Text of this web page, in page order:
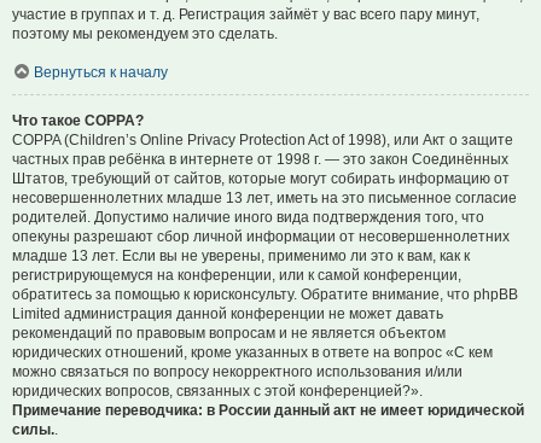
участие в группах и т. д. Регистрация займёт у вас всего пару минут,
поэтому мы рекомендуем это сделать.
Вернуться к началу
Что такое COPPA?
COPPA (Children’s Online Privacy Protection Act of 1998), или Акт о защите
частных прав ребёнка в интернете от 1998 г. — это закон Соединённых
Штатов, требующий от сайтов, которые могут собирать информацию от
несовершеннолетних младше 13 лет, иметь на это письменное согласие
родителей. Допустимо наличие иного вида подтверждения того, что
опекуны разрешают сбор личной информации от несовершеннолетних
младше 13 лет. Если вы не уверены, применимо ли это к вам, как к
регистрирующемуся на конференции, или к самой конференции,
обратитесь за помощью к юрисконсульту. Обратите внимание, что phpBB
Limited администрация данной конференции не может давать
рекомендаций по правовым вопросам и не является объектом
юридических отношений, кроме указанных в ответе на вопрос «С кем
можно связаться по вопросу некорректного использования и/или
юридических вопросов, связанных с этой конференцией?».
Примечание переводчика: в России данный акт не имеет юридической
силы.